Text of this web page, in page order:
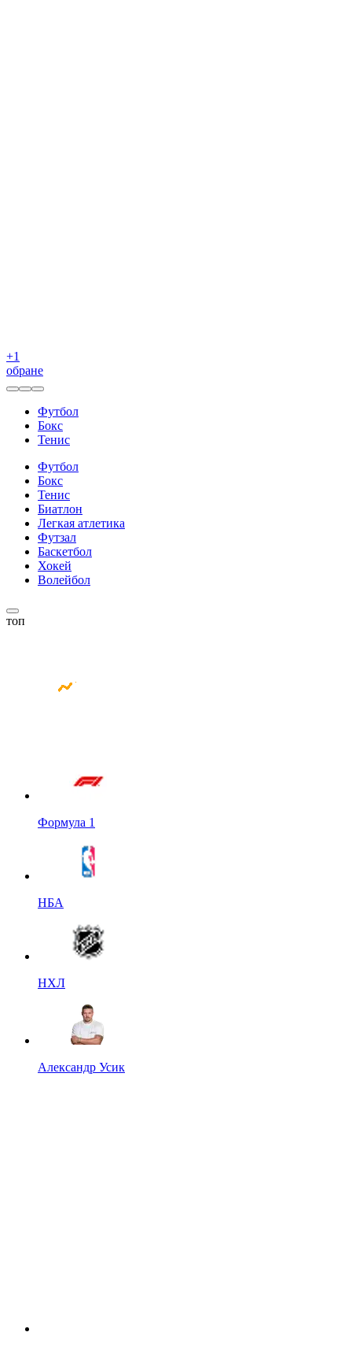
+1
обране
Футбол
Бокс
Тенис
Футбол
Бокс
Тенис
Биатлон
Легкая атлетика
Футзал
Баскетбол
Хокей
Волейбол
топ
Формула 1
НБА
НХЛ
Александр Усик